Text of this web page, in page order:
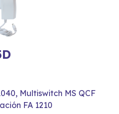
Multiswitch MS QCF
FA 1210